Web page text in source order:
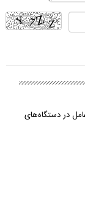
در دستگاه‌های